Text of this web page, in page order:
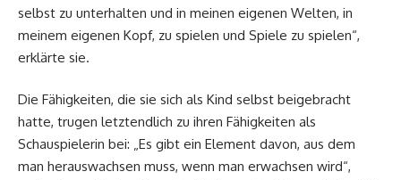
selbst zu unterhalten und in meinen eigenen Welten, in
meinem eigenen Kopf, zu spielen und Spiele zu spielen“,
erklärte sie.
Die Fähigkeiten, die sie sich als Kind selbst beigebracht
hatte, trugen letztendlich zu ihren Fähigkeiten als
Schauspielerin bei: „Es gibt ein Element davon, aus dem
man herauswachsen muss, wenn man erwachsen wird“,